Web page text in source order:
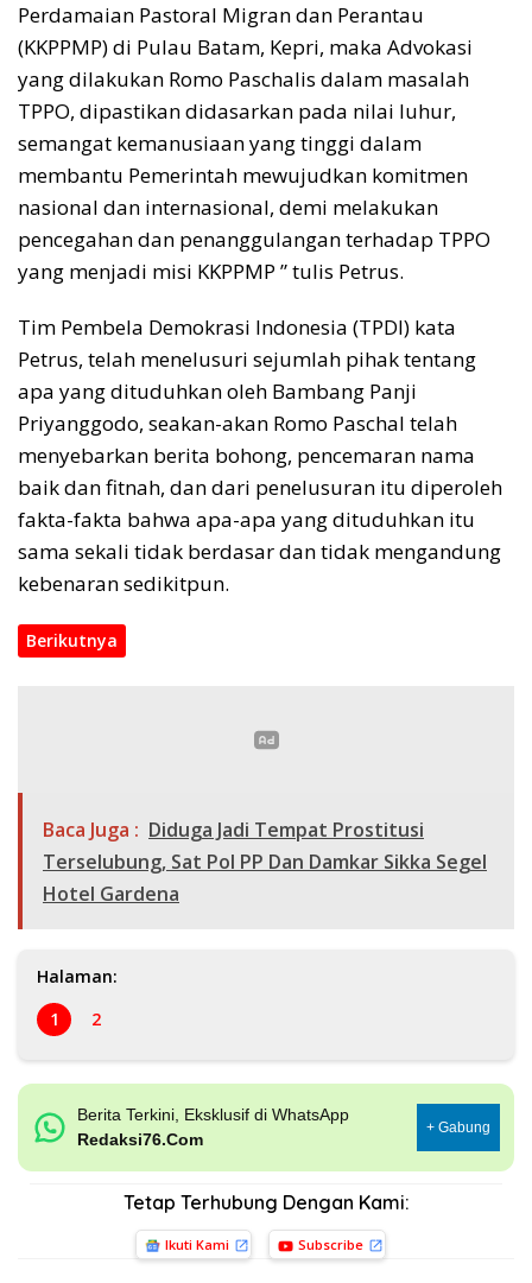
Perdamaian Pastoral Migran dan Perantau
(KKPPMP) di Pulau Batam, Kepri, maka Advokasi
yang dilakukan Romo Paschalis dalam masalah
TPPO, dipastikan didasarkan pada nilai luhur,
semangat kemanusiaan yang tinggi dalam
membantu Pemerintah mewujudkan komitmen
nasional dan internasional, demi melakukan
pencegahan dan penanggulangan terhadap TPPO
yang menjadi misi KKPPMP ” tulis Petrus.
Tim Pembela Demokrasi Indonesia (TPDI) kata
Petrus, telah menelusuri sejumlah pihak tentang
apa yang dituduhkan oleh Bambang Panji
Priyanggodo, seakan-akan Romo Paschal telah
menyebarkan berita bohong, pencemaran nama
baik dan fitnah, dan dari penelusuran itu diperoleh
fakta-fakta bahwa apa-apa yang dituduhkan itu
sama sekali tidak berdasar dan tidak mengandung
kebenaran sedikitpun.
Berikutnya
Baca Juga : Diduga Jadi Tempat Prostitusi
Terselubung, Sat Pol PP Dan Damkar Sikka Segel
Hotel Gardena
Halaman:
1
2
Berita Terkini, Eksklusif di WhatsApp
Redaksi76.Com
+ Gabung
Tetap Terhubung Dengan Kami:
Ikuti Kami Subscribe